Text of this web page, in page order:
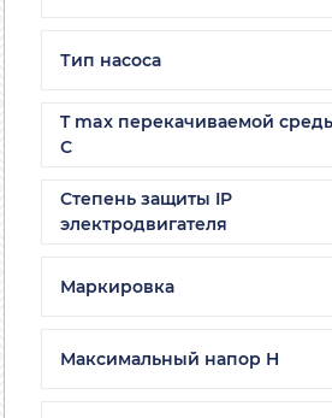
Тип насоса
T max перекачиваемой
С
Степень защиты IP
электродвигателя
Маркировка
Максимальный напор H